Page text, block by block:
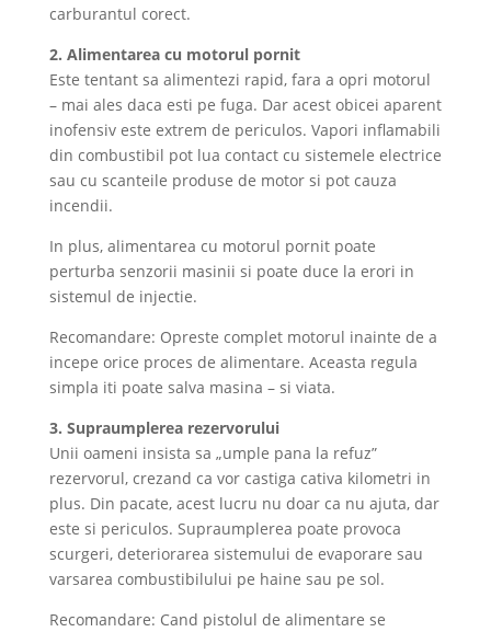
carburantul corect.
2. Alimentarea cu motorul pornit
Este tentant sa alimentezi rapid, fara a opri motorul
– mai ales daca esti pe fuga. Dar acest obicei aparent
inofensiv este extrem de periculos. Vapori inflamabili
din combustibil pot lua contact cu sistemele electrice
sau cu scanteile produse de motor si pot cauza
incendii.
In plus, alimentarea cu motorul pornit poate
perturba senzorii masinii si poate duce la erori in
sistemul de injectie.
Recomandare: Opreste complet motorul inainte de a
incepe orice proces de alimentare. Aceasta regula
simpla iti poate salva masina – si viata.
3. Supraumplerea rezervorului
Unii oameni insista sa „umple pana la refuz”
rezervorul, crezand ca vor castiga cativa kilometri in
plus. Din pacate, acest lucru nu doar ca nu ajuta, dar
este si periculos. Supraumplerea poate provoca
scurgeri, deteriorarea sistemului de evaporare sau
varsarea combustibilului pe haine sau pe sol.
Recomandare: Cand pistolul de alimentare se